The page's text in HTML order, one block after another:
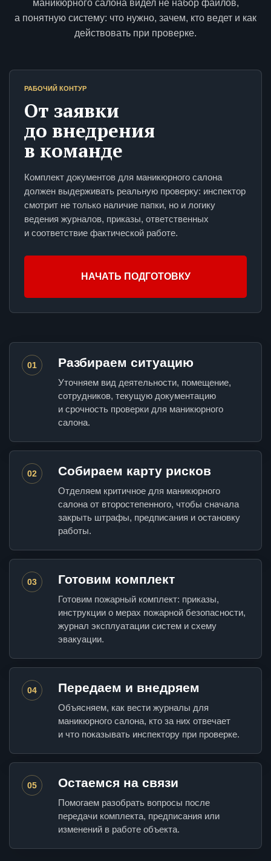
маникюрного салона видел не набор файлов,
а понятную систему: что нужно, зачем, кто ведет и как
действовать при проверке.
РАБОЧИЙ КОНТУР
От заявки
до внедрения
в команде
Комплект документов для маникюрного салона
должен выдерживать реальную проверку: инспектор
смотрит не только наличие папки, но и логику
ведения журналов, приказы, ответственных
и соответствие фактической работе.
НАЧАТЬ ПОДГОТОВКУ
01 Разбираем ситуацию
Уточняем вид деятельности, помещение,
сотрудников, текущую документацию
и срочность проверки для маникюрного
салона.
02 Собираем карту рисков
Отделяем критичное для маникюрного
салона от второстепенного, чтобы сначала
закрыть штрафы, предписания и остановку
работы.
03 Готовим комплект
Готовим пожарный комплект: приказы,
инструкции о мерах пожарной безопасности,
журнал эксплуатации систем и схему
эвакуации.
04 Передаем и внедряем
Объясняем, как вести журналы для
маникюрного салона, кто за них отвечает
и что показывать инспектору при проверке.
05 Остаемся на связи
Помогаем разобрать вопросы после
передачи комплекта, предписания или
изменений в работе объекта.